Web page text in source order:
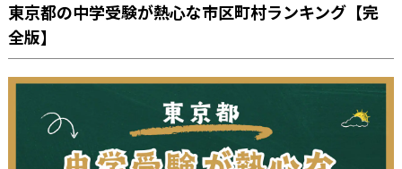
東京都の中学受験が熱心な市区町村ランキング【完
全版】